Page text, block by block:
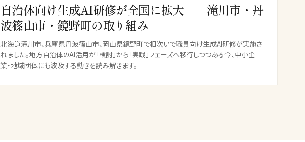
自治体向け生成AI研修が全国に拡大──滝川市・丹
波篠山市・鏡野町の取り組み
北海道滝川市、兵庫県丹波篠山市、岡山県鏡野町で相次いで職員向け生成AI研修が実施さ
れました。地方自治体のAI活用が「検討」から「実践」フェーズへ移行しつつある今、中小企
業・地域団体にも波及する動きを読み解きます。